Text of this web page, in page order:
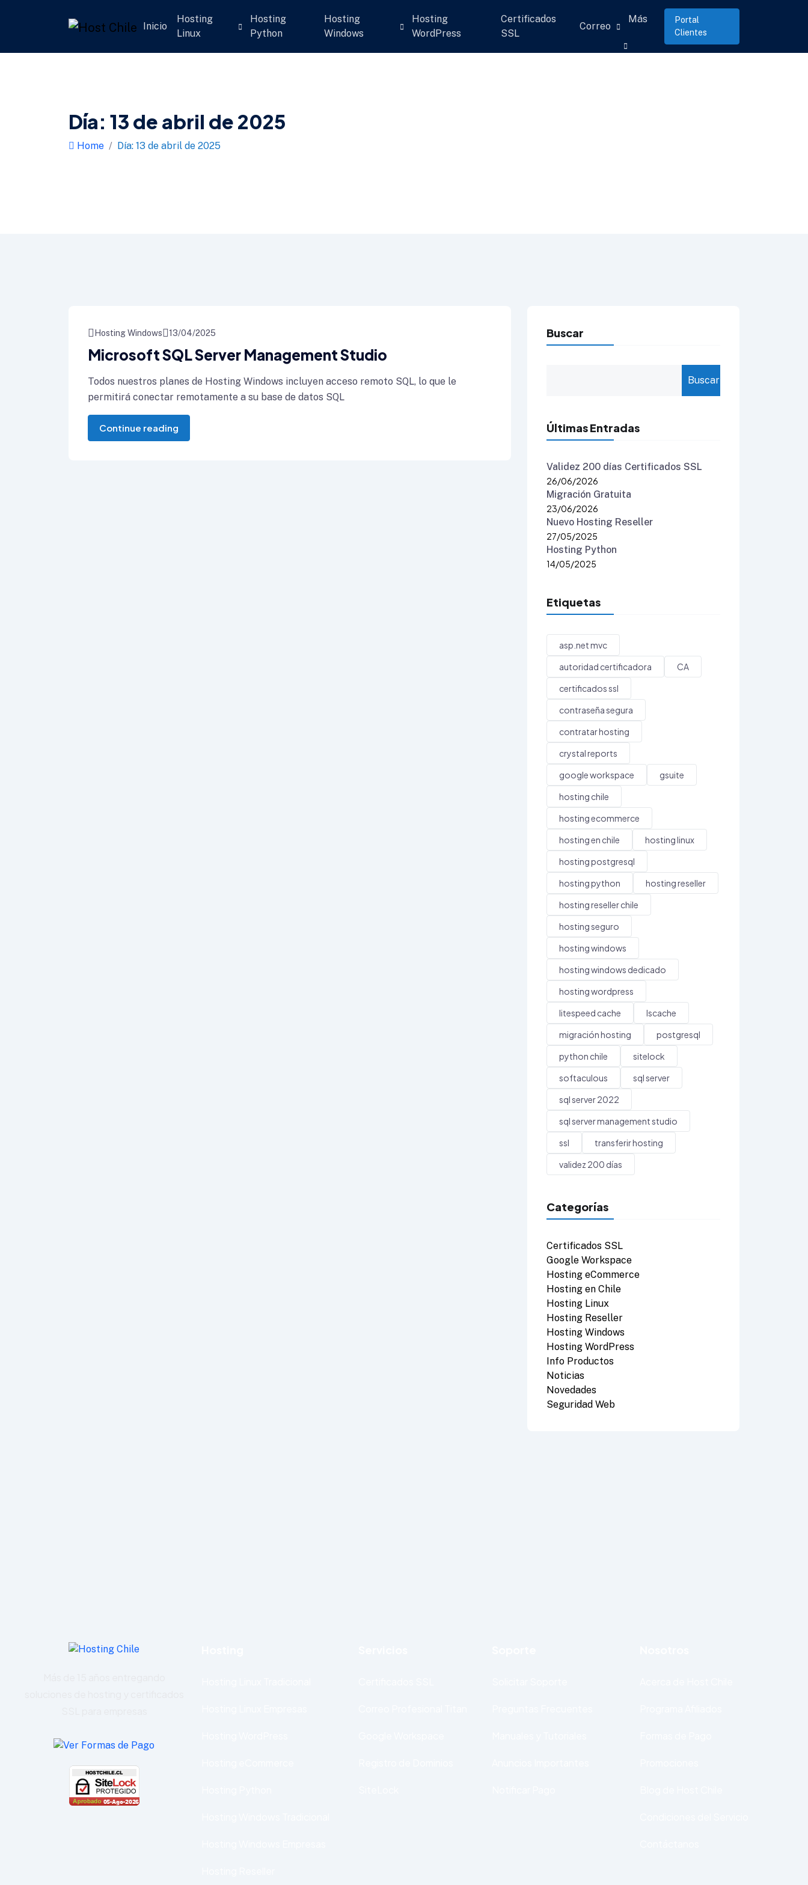
Inicio
Hosting
Linux
Hosting
Python
Hosting
Windows
Hosting
WordPress
Certificados
SSL
Correo
Más
Portal
Clientes
Día: 13 de abril de 2025
Home Día: 13 de abril de 2025
Hosting Windows 13/04/2025
Microsoft SQL Server Management Studio
Todos nuestros planes de Hosting Windows incluyen acceso remoto SQL, lo que le
permitirá conectar remotamente a su base de datos SQL
Continue reading
Buscar
Buscar
Últimas Entradas
Validez 200 días Certificados SSL
26/06/2026
Migración Gratuita
23/06/2026
Nuevo Hosting Reseller
27/05/2025
Hosting Python
14/05/2025
Etiquetas
asp.net mvc
autoridad certificadora
CA
certificados ssl
contraseña segura
contratar hosting
crystal reports
google workspace
gsuite
hosting chile
hosting ecommerce
hosting en chile
hosting linux
hosting postgresql
hosting python
hosting reseller
hosting reseller chile
hosting seguro
hosting windows
hosting windows dedicado
hosting wordpress
litespeed cache
lscache
migración hosting
postgresql
python chile
sitelock
softaculous
sql server
sql server 2022
sql server management studio
ssl
transferir hosting
validez 200 días
Categorías
Certificados SSL
Google Workspace
Hosting eCommerce
Hosting en Chile
Hosting Linux
Hosting Reseller
Hosting Windows
Hosting WordPress
Info Productos
Noticias
Novedades
Seguridad Web